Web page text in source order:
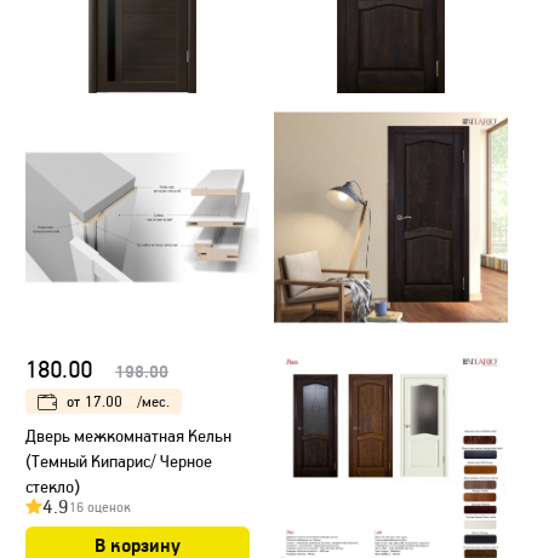
180.00 198.00
от 17.00 /мес.
Дверь межкомнатная Кельн
(Темный Кипарис/ Черное
стекло)
4.916 оценок
В корзину